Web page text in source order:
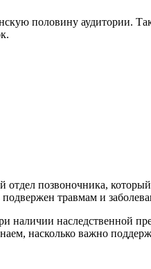
половину аудитории.
позвоночника, который
травмам и
наличии наследственной
насколько важно